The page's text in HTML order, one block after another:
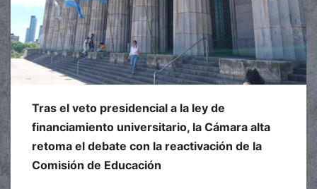
Tras el veto presidencial a la ley de
financiamiento universitario, la Cámara alta
retoma el debate con la reactivación de la
Comisión de Educación